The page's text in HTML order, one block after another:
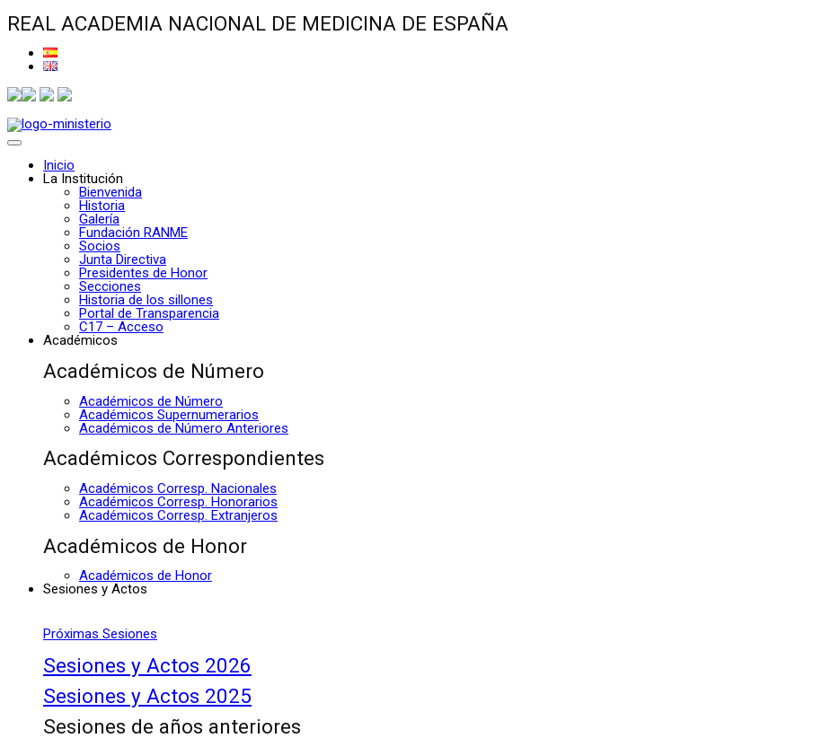
REAL ACADEMIA NACIONAL DE MEDICINA DE ESPAÑA
Inicio
La Institución
Bienvenida
Historia
Galería
Fundación RANME
Socios
Junta Directiva
Presidentes de Honor
Secciones
Historia de los sillones
Portal de Transparencia
C17 – Acceso
Académicos
Académicos de Número
Académicos de Número
Académicos Supernumerarios
Académicos de Número Anteriores
Académicos Correspondientes
Académicos Corresp. Nacionales
Académicos Corresp. Honorarios
Académicos Corresp. Extranjeros
Académicos de Honor
Académicos de Honor
Sesiones y Actos
Próximas Sesiones
Sesiones y Actos 2026
Sesiones y Actos 2025
Sesiones de años anteriores